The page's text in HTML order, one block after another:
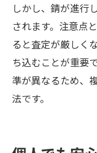
しかし、錆が進行
されます。注意点
ると査定が厳しく
ち込むことが重要
準が異なるため、
法です。